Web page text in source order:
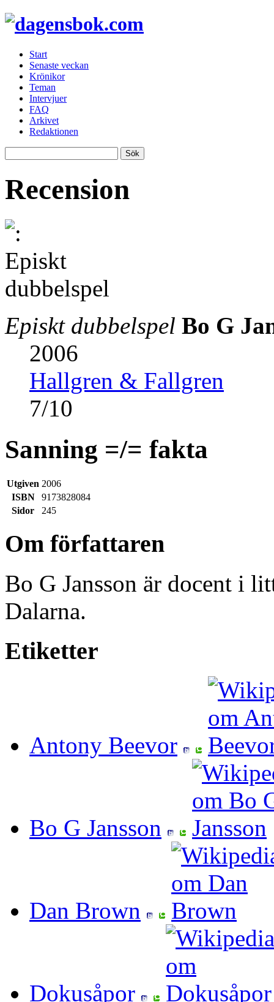
Start
Senaste veckan
Krönikor
Teman
Intervjuer
FAQ
Arkivet
Redaktionen
Recension
Episkt dubbelspel Bo G
2006
Hallgren & Fallgren
7/10
Sanning =/= fakta
Utgiven 2006
ISBN
9173828084
Sidor
245
Om författaren
Bo G Jansson är docent i
Dalarna.
Etiketter
Antony Beevor
Bo G Jansson
Dan Brown
Dokusåpor